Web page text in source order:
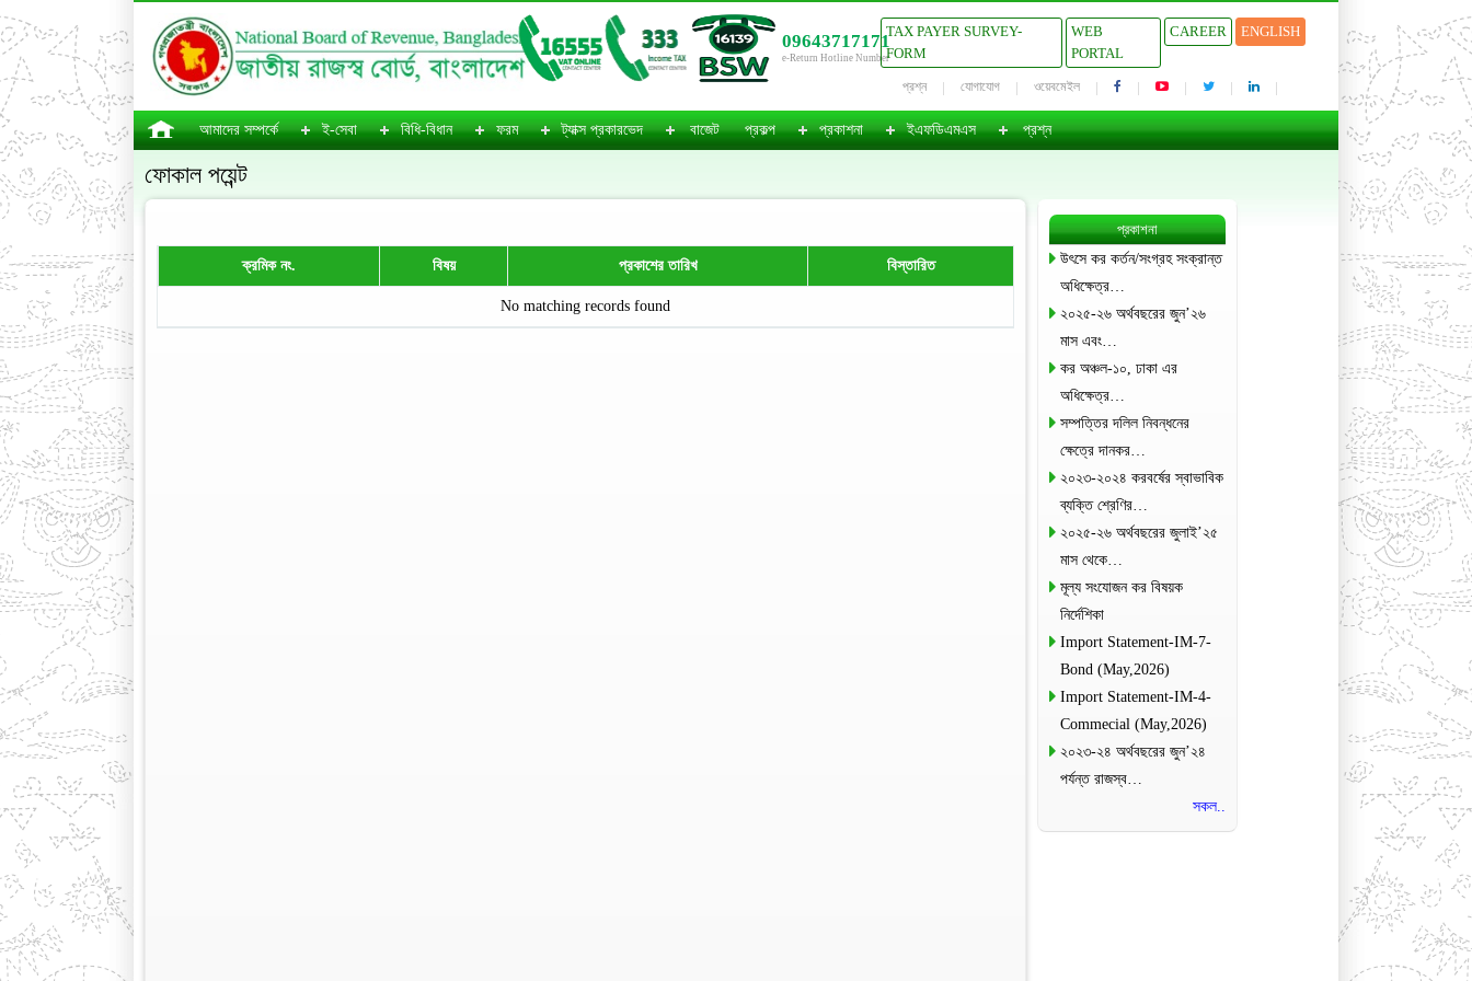
09643717171
e-Return Hotline Number
TAX PAYER SURVEY-
FORM
WEB
PORTAL
CAREER ENGLISH
প্রশ্ন যোগাযোগ ওয়েবমেইল
আমাদের সম্পর্কে ই-সেবা বিধি-বিধান ফরম ট্যাক্স প্রকারভেদ বাজেট প্রকল্প প্রকাশনা ইএফডিএমএস প্রশ্ন
ফোকাল পয়েন্ট
ক্রমিক নং. বিষয় প্রকাশের তারিখ বিস্তারিত
No matching records found
প্রকাশনা
উৎসে কর কর্তন/সংগ্রহ সংক্রান্ত
অধিক্ষেত্র…
২০২৫-২৬ অর্থবছরের জুন’২৬
মাস এবং…
কর অঞ্চল-১০, ঢাকা এর
অধিক্ষেত্র…
সম্পত্তির দলিল নিবন্ধনের
ক্ষেত্রে দানকর…
২০২৩-২০২৪ করবর্ষের স্বাভাবিক
ব্যক্তি শ্রেণির…
২০২৫-২৬ অর্থবছরের জুলাই’২৫
মাস থেকে…
মূল্য সংযোজন কর বিষয়ক
নির্দেশিকা
Import Statement-IM-7-
Bond (May,2026)
Import Statement-IM-4-
Commecial (May,2026)
২০২৩-২৪ অর্থবছরের জুন’২৪
পর্যন্ত রাজস্ব…
সকল..